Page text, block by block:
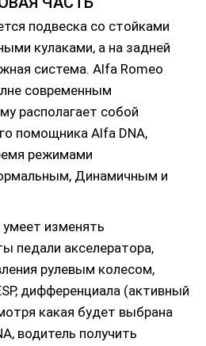
подвеска со стойками
кулаками, а на задней
система. Alfa Romeo
современным
располагает собой
помощника Alfa DNA,
режимами
Динамичным и
изменять
педали акселератора,
рулевым колесом,
дифференциала (активный
какая будет выбрана
водитель получить